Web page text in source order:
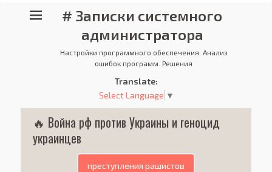
# Записки системного
администратора
Настройки программного обеспечения. Анализ
ошибок программ. Решения
Translate:
Select Language ▼
🔥 Война рф против Украины и геноцид
украинцев
преступления рашистов